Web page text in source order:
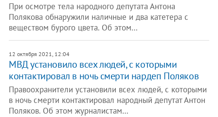
При осмотре тела народного депутата Антона
Полякова обнаружили наличные и два катетера с
веществом бурого цвета. Об этом…
12 октября 2021, 12:04
МВД установило всех людей, с которыми
контактировал в ночь смерти нардеп Поляков
Правоохранители установили всех людей, с которыми
в ночь смерти контактировал народный депутат Антон
Поляков. Об этом журналистам…